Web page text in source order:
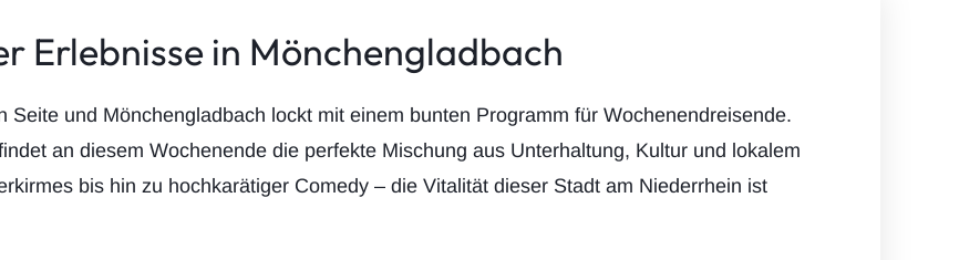
Erlebnisse in Mönchengladbach
Seite und Mönchengladbach lockt mit einem bunten Programm für Wochenendreisende.
an diesem Wochenende die perfekte Mischung aus Unterhaltung, Kultur und lokalem
bis hin zu hochkarätiger Comedy – die Vitalität dieser Stadt am Niederrhein ist